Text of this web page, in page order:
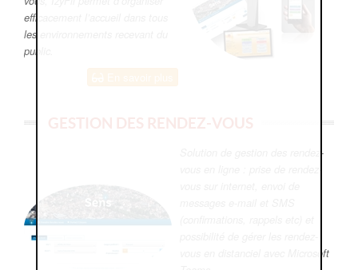
efficacement l’accueil dans tous
les environnements recevant du
public.
GESTION DES RENDEZ-VOUS
Solution de gestion des rendez-
vous en distanciel avec Microsoft